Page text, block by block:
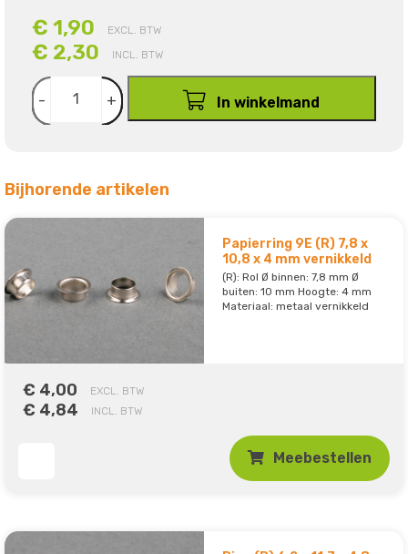
€ 1,90 EXCL. BTW
€ 2,30 INCL. BTW
- + In winkelmand
Bijhorende artikelen
Papierring 9E (R) 7,8 x
10,8 x 4 mm vernikkeld
(R): Rol Ø binnen: 7,8 mm Ø
buiten: 10 mm Hoogte: 4 mm
Materiaal: metaal vernikkeld
€ 4,00 EXCL. BTW
€ 4,84 INCL. BTW
Meebestellen